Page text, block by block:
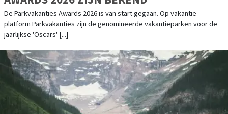
De Parkvakanties Awards 2026 is van start gegaan. Op vakantie-
platform Parkvakanties zijn de genomineerde vakantieparken voor de
jaarlijkse 'Oscars' [...]